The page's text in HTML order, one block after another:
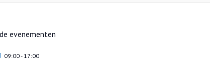
evenementen
U
09:00- 17:00